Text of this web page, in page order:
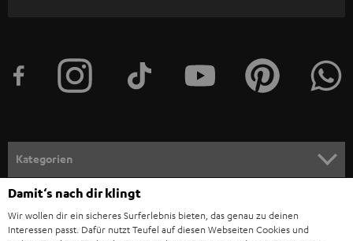
e
n
m
e
l
Kategorien
HEIMKINO
HEIMKINO-KOMPLETTANLAGEN
Unternehmen
SUPPORT
Damit‘s nach dir klingt
Wir wollen dir ein sicheres Surferlebnis bieten, das genau zu deinen
Interessen passt. Dafür nutzt Teufel auf diesen Webseiten Cookies und